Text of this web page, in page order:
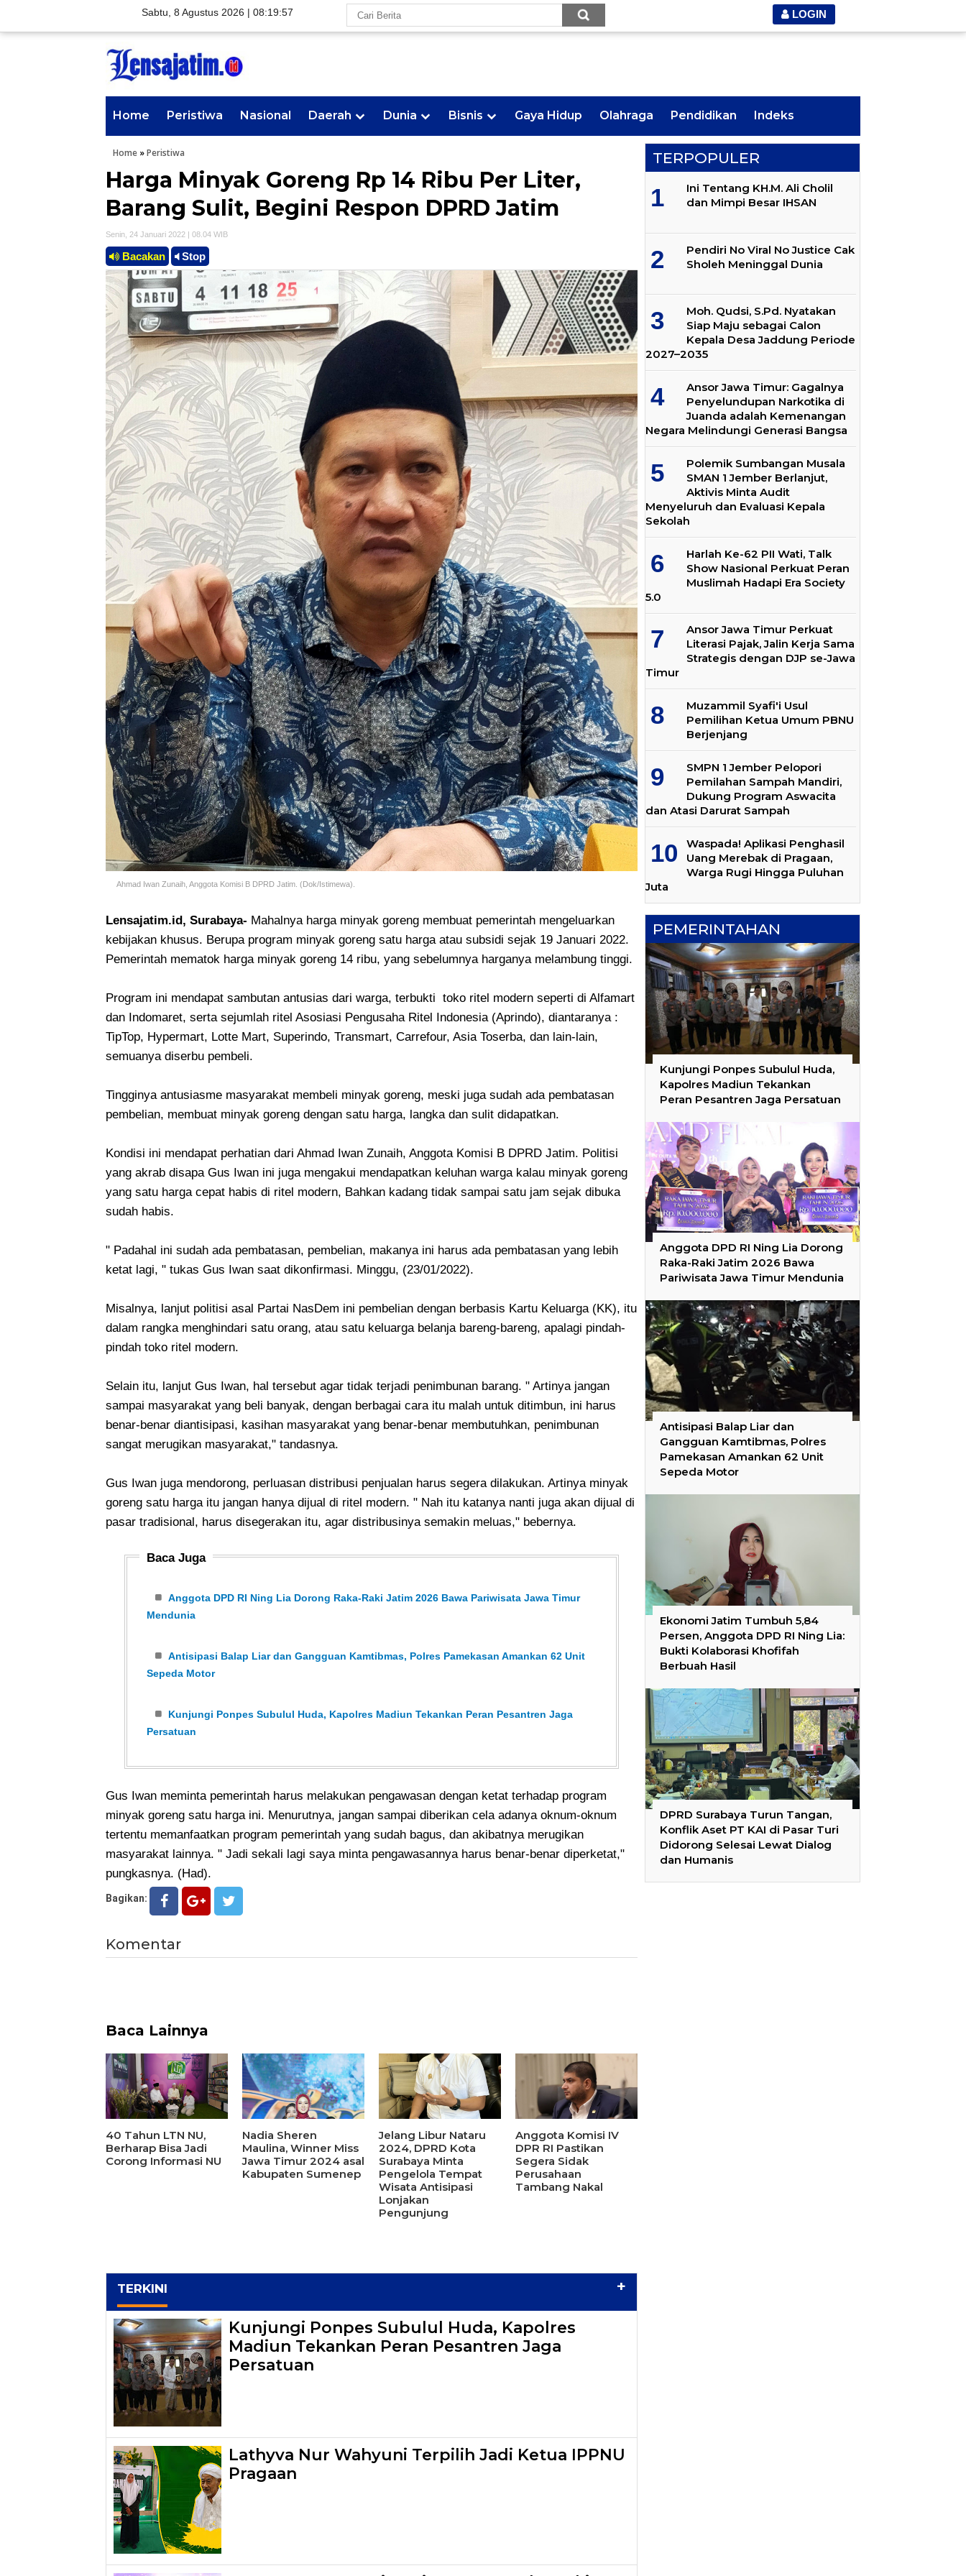
Sabtu, 8 Agustus 2026 | 08:19:58 LOGIN
Home Peristiwa Nasional Daerah Dunia Bisnis Gaya Hidup Olahraga Pendidikan Indeks
Home »Peristiwa
Harga Minyak Goreng Rp 14 Ribu Per Liter,
Barang Sulit, Begini Respon DPRD Jatim
Senin, 24 Januari 2022 | 08.04 WIB
Bacakan Stop
Ahmad Iwan Zunaih, Anggota Komisi B DPRD Jatim. (Dok/Istimewa).
Lensajatim.id, Surabaya- Mahalnya harga minyak goreng membuat pemerintah mengeluarkan
kebijakan khusus. Berupa program minyak goreng satu harga atau subsidi sejak 19 Januari 2022.
Pemerintah mematok harga minyak goreng 14 ribu, yang sebelumnya harganya melambung tinggi.
Program ini mendapat sambutan antusias dari warga, terbukti toko ritel modern seperti di Alfamart
dan Indomaret, serta sejumlah ritel Asosiasi Pengusaha Ritel Indonesia (Aprindo), diantaranya :
TipTop, Hypermart, Lotte Mart, Superindo, Transmart, Carrefour, Asia Toserba, dan lain-lain,
semuanya diserbu pembeli.
Tingginya antusiasme masyarakat membeli minyak goreng, meski juga sudah ada pembatasan
pembelian, membuat minyak goreng dengan satu harga, langka dan sulit didapatkan.
Kondisi ini mendapat perhatian dari Ahmad Iwan Zunaih, Anggota Komisi B DPRD Jatim. Politisi
yang akrab disapa Gus Iwan ini juga mengakui mendapatkan keluhan warga kalau minyak goreng
yang satu harga cepat habis di ritel modern, Bahkan kadang tidak sampai satu jam sejak dibuka
sudah habis.
" Padahal ini sudah ada pembatasan, pembelian, makanya ini harus ada pembatasan yang lebih
ketat lagi, " tukas Gus Iwan saat dikonfirmasi. Minggu, (23/01/2022).
Misalnya, lanjut politisi asal Partai NasDem ini pembelian dengan berbasis Kartu Keluarga (KK), itu
dalam rangka menghindari satu orang, atau satu keluarga belanja bareng-bareng, apalagi pindah-
pindah toko ritel modern.
Selain itu, lanjut Gus Iwan, hal tersebut agar tidak terjadi penimbunan barang. " Artinya jangan
sampai masyarakat yang beli banyak, dengan berbagai cara itu malah untuk ditimbun, ini harus
benar-benar diantisipasi, kasihan masyarakat yang benar-benar membutuhkan, penimbunan
sangat merugikan masyarakat," tandasnya.
Gus Iwan juga mendorong, perluasan distribusi penjualan harus segera dilakukan. Artinya minyak
goreng satu harga itu jangan hanya dijual di ritel modern. " Nah itu katanya nanti juga akan dijual di
pasar tradisional, harus disegerakan itu, agar distribusinya semakin meluas," bebernya.
Baca Juga
Anggota DPD RI Ning Lia Dorong Raka-Raki Jatim 2026 Bawa Pariwisata Jawa Timur
Mendunia
Antisipasi Balap Liar dan Gangguan Kamtibmas, Polres Pamekasan Amankan 62 Unit
Sepeda Motor
Kunjungi Ponpes Subulul Huda, Kapolres Madiun Tekankan Peran Pesantren Jaga
Persatuan
Gus Iwan meminta pemerintah harus melakukan pengawasan dengan ketat terhadap program
minyak goreng satu harga ini. Menurutnya, jangan sampai diberikan cela adanya oknum-oknum
tertentu memanfaatkan program pemerintah yang sudah bagus, dan akibatnya merugikan
masyarakat lainnya. " Jadi sekali lagi saya minta pengawasannya harus benar-benar diperketat,"
pungkasnya. (Had).
Bagikan:
Komentar
Baca Lainnya
40 Tahun LTN NU,
Berharap Bisa Jadi
Corong Informasi NU
Nadia Sheren
Maulina, Winner Miss
Jawa Timur 2024 asal
Kabupaten Sumenep
Jelang Libur Nataru
2024, DPRD Kota
Surabaya Minta
Pengelola Tempat
Wisata Antisipasi
Lonjakan
Pengunjung
Anggota Komisi IV
DPR RI Pastikan
Segera Sidak
Perusahaan
Tambang Nakal
TERKINI +
Kunjungi Ponpes Subulul Huda, Kapolres
Madiun Tekankan Peran Pesantren Jaga
Persatuan
Lathyva Nur Wahyuni Terpilih Jadi Ketua IPPNU
Pragaan
TERPOPULER
Ini Tentang KH.M. Ali Cholil
dan Mimpi Besar IHSAN
Pendiri No Viral No Justice Cak
Sholeh Meninggal Dunia
Moh. Qudsi, S.Pd. Nyatakan
Siap Maju sebagai Calon
Kepala Desa Jaddung Periode
2027–2035
Ansor Jawa Timur: Gagalnya
Penyelundupan Narkotika di
Juanda adalah Kemenangan
Negara Melindungi Generasi Bangsa
Polemik Sumbangan Musala
SMAN 1 Jember Berlanjut,
Aktivis Minta Audit
Menyeluruh dan Evaluasi Kepala
Sekolah
Harlah Ke-62 PII Wati, Talk
Show Nasional Perkuat Peran
Muslimah Hadapi Era Society
5.0
Ansor Jawa Timur Perkuat
Literasi Pajak, Jalin Kerja Sama
Strategis dengan DJP se-Jawa
Timur
Muzammil Syafi'i Usul
Pemilihan Ketua Umum PBNU
Berjenjang
SMPN 1 Jember Pelopori
Pemilahan Sampah Mandiri,
Dukung Program Aswacita
dan Atasi Darurat Sampah
Waspada! Aplikasi Penghasil
Uang Merebak di Pragaan,
Warga Rugi Hingga Puluhan
Juta
PEMERINTAHAN
Kunjungi Ponpes Subulul Huda,
Kapolres Madiun Tekankan
Peran Pesantren Jaga Persatuan
Anggota DPD RI Ning Lia Dorong
Raka-Raki Jatim 2026 Bawa
Pariwisata Jawa Timur Mendunia
Antisipasi Balap Liar dan
Gangguan Kamtibmas, Polres
Pamekasan Amankan 62 Unit
Sepeda Motor
Ekonomi Jatim Tumbuh 5,84
Persen, Anggota DPD RI Ning Lia:
Bukti Kolaborasi Khofifah
Berbuah Hasil
DPRD Surabaya Turun Tangan,
Konflik Aset PT KAI di Pasar Turi
Didorong Selesai Lewat Dialog
dan Humanis